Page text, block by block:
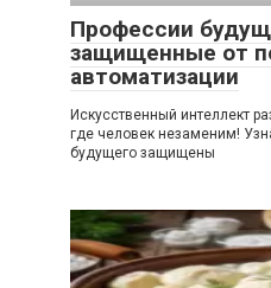
Профессии
защищенные от
автоматизации
Искусственный интеллект
где человек незаменим!
будущего защищены